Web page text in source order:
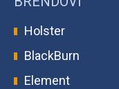
Holster
BlackBurn
Element